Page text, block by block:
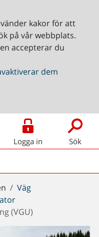
kakor för att
på vår webbplats.
accepterar du
dem
Logga in Sök
Väg
(VGU)